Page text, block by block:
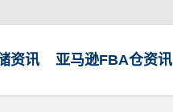
资讯 亚马逊FBA仓资讯